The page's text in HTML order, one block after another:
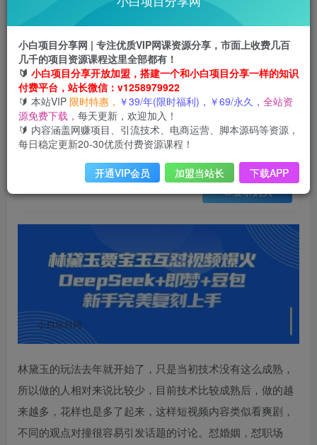
1年前更新
关注
0 904 24
此内容为会员免费，请付费后查看
云币3 限时特惠
云币 99
年VIP免费 终身VIP会员免费
登录购买
会员免费 已售 16
林黛玉的玩法去年就开始了，只是当初技术没有这么成熟，
所以做的人相对来说比较少，目前技术比较成熟后，做的越
来越多，花样也是多了起来，这样短视频内容类似看爽剧，
不同的观点对撞很容易引发话题的讨论。怼婚姻，怼职场
小白项目分享网 | 专注优质VIP网课资源分享，市面上收费几百
几千的项目资源课程这里全部都有！
🔰 小白项目分享开放加盟，搭建一个和小白项目分享一样的知识
付费平台，站长微信：v1258979922
🔰 本站VIP 限时特惠， ￥39/年(限时福利)，￥69/永久， 全站资
源免费下载， 每天更新，欢迎加入！
🔰 内容涵盖网赚项目、引流技术、电商运营、脚本源码等资源，
每日稳定更新20-30优质付费资源课程！
开通VIP会员 加盟当站长 下载APP